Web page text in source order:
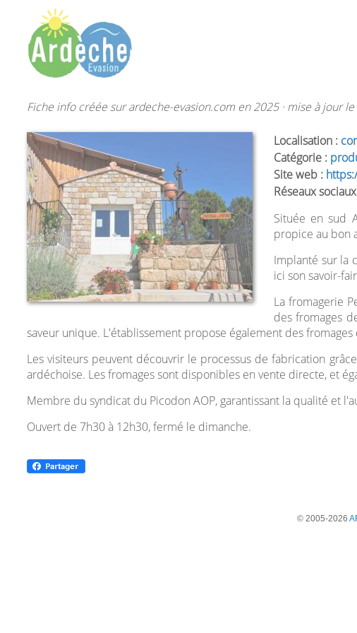
Fiche info créée sur ardeche-evasion.com en 2025 · mise à jour
Localisation :
Catégorie :
Site web :
Réseaux
Située en sud
propice au bon
Implanté sur la
ici son savoir-
La fromagerie
des fromages
saveur unique. L'établissement propose également des
Les visiteurs peuvent découvrir le processus de fabrication
ardéchoise. Les fromages sont disponibles en vente directe, et
Membre du syndicat du Picodon AOP, garantissant la qualité et
Ouvert de 7h30 à 12h30, fermé le dimanche.
© 2005-2026